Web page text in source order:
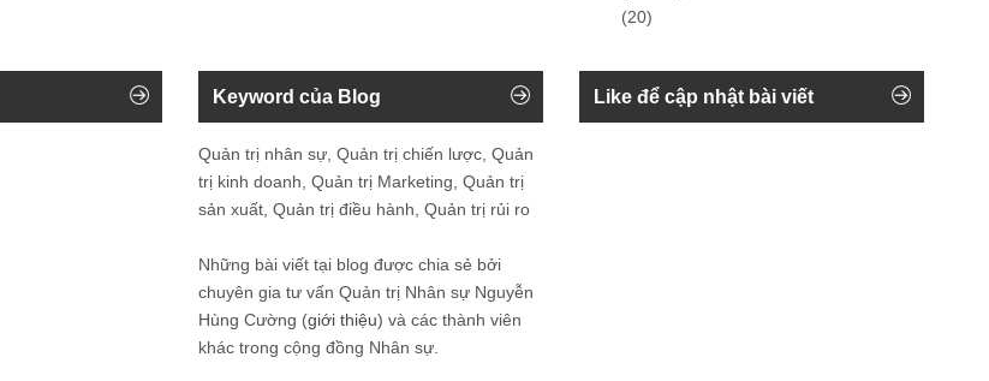
(20)
Keyword của Blog
Quản trị nhân sự, Quản trị chiến lược, Quản
trị kinh doanh, Quản trị Marketing, Quản trị
sản xuất, Quản trị điều hành, Quản trị rủi ro
Những bài viết tại blog được chia sẻ bởi
chuyên gia tư vấn Quản trị Nhân sự Nguyễn
Hùng Cường (giới thiệu) và các thành viên
khác trong cộng đồng Nhân sự.
Like để cập nhật bài viết